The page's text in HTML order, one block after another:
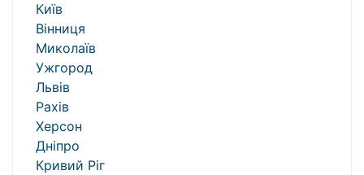
Київ
Вінниця
Миколаїв
Ужгород
Львів
Рахів
Херсон
Дніпро
Кривий Ріг